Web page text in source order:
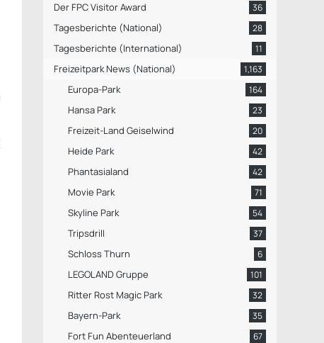
Der FPC Visitor Award 36
Tagesberichte (National) 28
Tagesberichte (International) 11
Freizeitpark News (National) 1,163
Europa-Park 164
Hansa Park 23
Freizeit-Land Geiselwind 20
Heide Park 42
Phantasialand 42
Movie Park 71
Skyline Park 54
Tripsdrill 37
Schloss Thurn 6
LEGOLAND Gruppe 101
Ritter Rost Magic Park 32
Bayern-Park 35
Fort Fun Abenteuerland 67